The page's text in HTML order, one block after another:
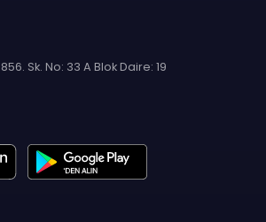
Sk. No: 33 A Blok Daire: 19